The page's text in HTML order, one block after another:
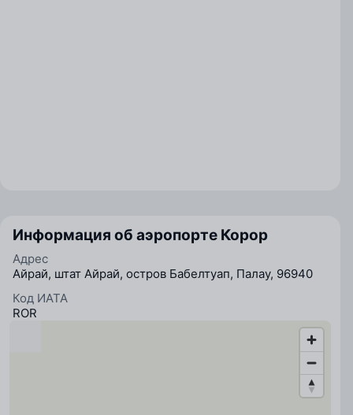
Информация об аэропорте Корор
Адрес
Айрай, штат Айрай, остров Бабелтуап, Палау, 96940
Код ИАТА
ROR